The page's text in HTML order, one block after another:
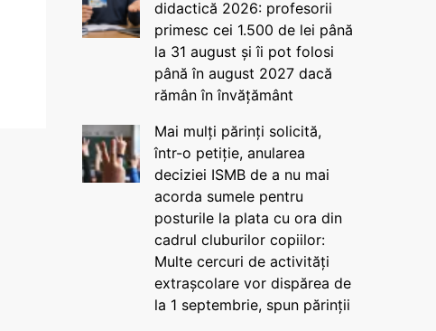
didactică 2026: profesorii
primesc cei 1.500 de lei până
la 31 august și îi pot folosi
până în august 2027 dacă
rămân în învățământ
Mai mulți părinți solicită,
într-o petiție, anularea
deciziei ISMB de a nu mai
acorda sumele pentru
posturile la plata cu ora din
cadrul cluburilor copiilor:
Multe cercuri de activități
extrașcolare vor dispărea de
la 1 septembrie, spun părinții